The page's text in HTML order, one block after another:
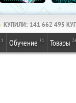
КУПИЛИ: 141 662 495
1 Обучение 31 Товары 26